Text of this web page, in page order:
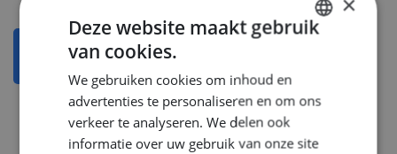
TERUG NAAR HET OVERZICHT
Deze website maakt gebruik
van cookies.
We gebruiken cookies om inhoud en
advertenties te personaliseren en om ons
verkeer te analyseren. We delen ook
informatie over uw gebruik van onze site